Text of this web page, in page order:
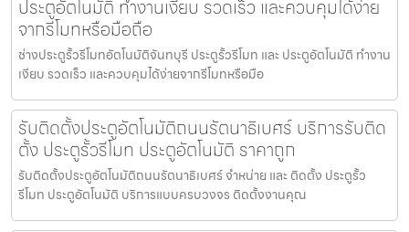
ประตูอัตโนมัติ ทำงานเงียบ รวดเร็ว และควบคุมได้ง่าย
จากรีโมทหรือมือถือ
ช่างประตูรั้วรีโมทอัตโนมัติจันทบุรี ประตูรั้วรีโมท และ ประตูอัตโนมัติ ทำงาน
เงียบ รวดเร็ว และควบคุมได้ง่ายจากรีโมทหรือมือ
รับติดตั้งประตูอัตโนมัติถนนรัตนาธิเบศร์ บริการรับติด
ตั้ง ประตูรั้วรีโมท ประตูอัตโนมัติ ราคาถูก
รับติดตั้งประตูอัตโนมัติถนนรัตนาธิเบศร์ จำหน่าย และ ติดตั้ง ประตูรั้ว
รีโมท ประตูอัตโนมัติ บริการแบบครบวงจร ติดตั้งงานคุณ